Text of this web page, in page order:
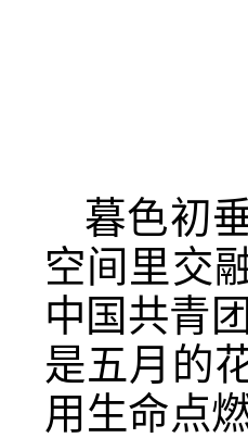
暮色初
空间里交
中国共青
是五月的
用生命点